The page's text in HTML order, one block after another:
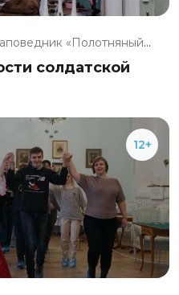
Музей-заповедник «Полотняный З...
солдатской
12+